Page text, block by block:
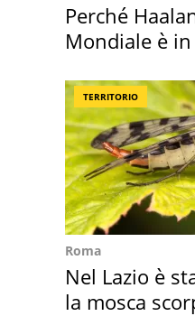
Perché
Mondiale è in
TERRITORIO
Roma
Nel Lazio è
la mosca